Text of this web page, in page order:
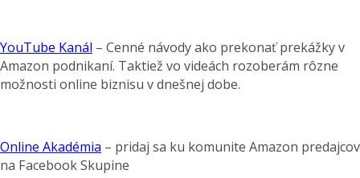
YouTube Kanál – Cenné návody ako prekonať prekážky v
Amazon podnikaní. Taktiež vo videách rozoberám rôzne
možnosti online biznisu v dnešnej dobe.
Online Akadémia – pridaj sa ku komunite Amazon predajcov
na Facebook Skupine